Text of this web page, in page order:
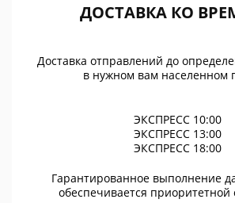
ДОСТАВКА КО
Доставка отправлений до
в нужном вам населенном
ЭКСПРЕСС 10:00
ЭКСПРЕСС 13:00
ЭКСПРЕСС 18:00
Гарантированное выполнение
обеспечивается приоритетной